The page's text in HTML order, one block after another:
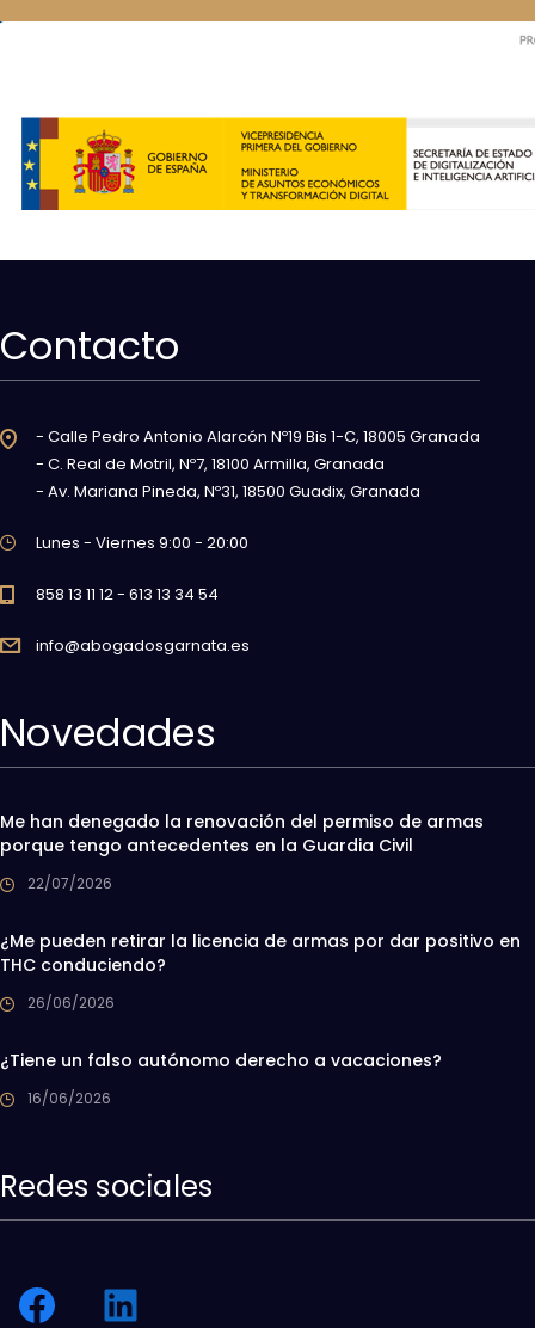
Contacto
- Calle Pedro Antonio Alarcón Nº19 Bis 1-C, 18005 Granada
- C. Real de Motril, Nº7, 18100 Armilla, Granada
- Av. Mariana Pineda, Nº31, 18500 Guadix, Granada
Lunes - Viernes 9:00 - 20:00
858 13 11 12 - 613 13 34 54
info@abogadosgarnata.es
Novedades
Me han denegado la renovación del permiso de armas
porque tengo antecedentes en la Guardia Civil
22/07/2026
¿Me pueden retirar la licencia de armas por dar positivo en
THC conduciendo?
26/06/2026
¿Tiene un falso autónomo derecho a vacaciones?
16/06/2026
Redes sociales